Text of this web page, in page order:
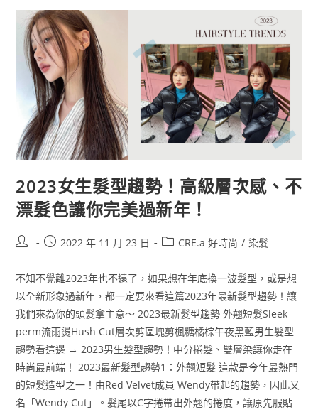
2023女生髮型趨勢！高級層次感、不
漂髮色讓你完美過新年！
2022 年 11 月 23 日 CRE.a 好時尚 / 染髮
不知不覺離2023年也不遠了，如果想在年底換一波髮型，或是想
以全新形象過新年，都一定要來看這篇2023年最新髮型趨勢！讓
我們來為你的頭髮拿主意～ 2023最新髮型趨勢 外翹短髮Sleek
perm流雨燙Hush Cut層次剪區塊剪楓糖橘棕午夜黑藍男生髮型
趨勢看這邊 → 2023男生髮型趨勢！中分捲髮、雙層染讓你走在
時尚最前端！ 2023最新髮型趨勢1：外翹短髮 這款是今年最熱門
的短髮造型之一！由Red Velvet成員 Wendy帶起的趨勢，因此又
名「Wendy Cut」。髮尾以C字捲帶出外翹的捲度，讓原先服貼